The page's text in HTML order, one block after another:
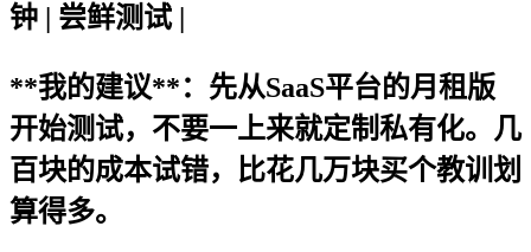
钟 | 尝鲜测试 |
**我的建议**：先从SaaS平台的月租版
开始测试，不要一上来就定制私有化。几
百块的成本试错，比花几万块买个教训划
算得多。